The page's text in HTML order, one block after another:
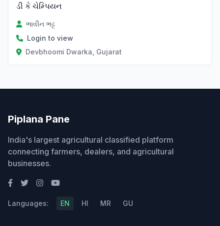
ડી કે ચેમ્પિયન
ભાવીન ભટ્ટ
Login to view
Devbhoomi Dwarka, Gujarat
Piplana Pane
India's largest agricultural classified platform
connecting farmers, dealers, and agricultural
businesses.
Languages: EN HI MR GU